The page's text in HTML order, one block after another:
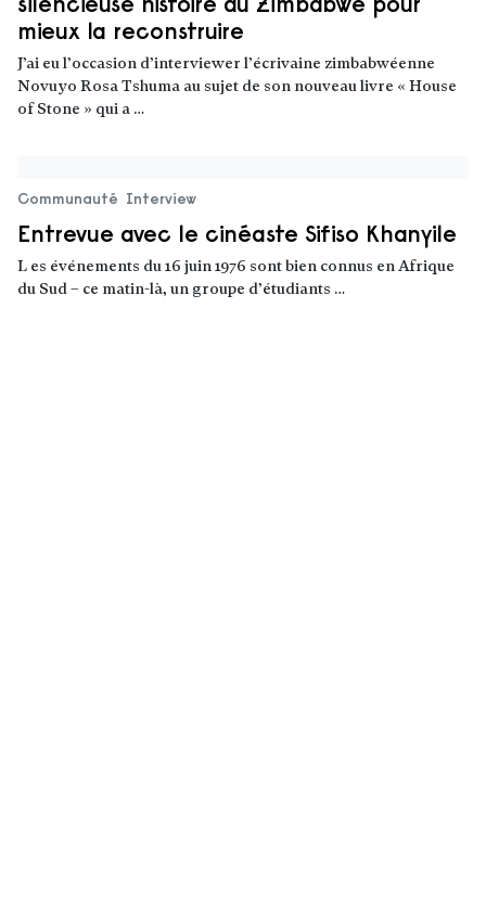
mieux la reconstruire
J’ai eu l’occasion d’interviewer l’écrivaine zimbabwéenne
Novuyo Rosa Tshuma au sujet de son nouveau livre « House
of Stone » qui a …
Lire la suite
Communauté Interview
Entrevue avec le cinéaste Sifiso Khanyile
L es événements du 16 juin 1976 sont bien connus en Afrique
du Sud – ce matin-là, un groupe d’étudiants …